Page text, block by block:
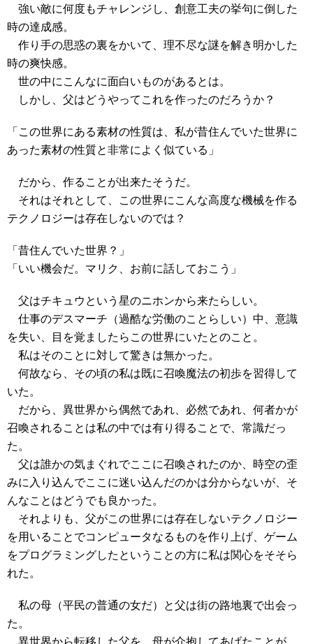
強い敵に何度もチャレンジし、創意工夫の挙句に倒した
時の達成感。
作り手の思惑の裏をかいて、理不尽な謎を解き明かした
時の爽快感。
世の中にこんなに面白いものがあるとは。
しかし、父はどうやってこれを作ったのだろうか？
「この世界にある素材の性質は、私が昔住んでいた世界に
あった素材の性質と非常によく似ている」
だから、作ることが出来たそうだ。
それはそれとして、この世界にこんな高度な機械を作る
テクノロジーは存在しないのでは？
「昔住んでいた世界？」
「いい機会だ。マリク、お前に話しておこう」
父はチキュウという星のニホンから来たらしい。
仕事のデスマーチ（過酷な労働のことらしい）中、意識
を失い、目を覚ましたらこの世界にいたとのこと。
私はそのことに対して驚きは無かった。
何故なら、その頃の私は既に召喚魔法の初歩を習得して
いた。
だから、異世界から偶然であれ、必然であれ、何者かが
召喚されることは私の中では有り得ることで、常識だっ
た。
父は誰かの気まぐれでここに召喚されたのか、時空の歪
みに入り込んでここに迷い込んだのかは分からないが、そ
んなことはどうでも良かった。
それよりも、父がこの世界には存在しないテクノロジー
を用いることでコンピュータなるものを作り上げ、ゲーム
をプログラミングしたということの方に私は関心をそそら
れた。
私の母（平民の普通の女だ）と父は街の路地裏で出会っ
た。
異世界から転移した父を、母が介抱してあげたことが、